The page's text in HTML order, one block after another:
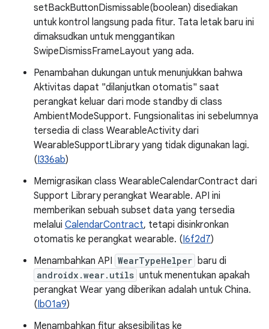
setBackButtonDismissable(boolean) disediakan
untuk kontrol langsung pada fitur. Tata letak baru ini
dimaksudkan untuk menggantikan
SwipeDismissFrameLayout yang ada.
Penambahan dukungan untuk menunjukkan bahwa
Aktivitas dapat "dilanjutkan otomatis" saat
perangkat keluar dari mode standby di class
AmbientModeSupport. Fungsionalitas ini sebelumnya
tersedia di class WearableActivity dari
WearableSupportLibrary yang tidak digunakan lagi.
(I336ab)
Memigrasikan class WearableCalendarContract dari
Support Library perangkat Wearable. API ini
memberikan sebuah subset data yang tersedia
melalui CalendarContract, tetapi disinkronkan
otomatis ke perangkat wearable. (I6f2d7)
Menambahkan API WearTypeHelper baru di
androidx.wear.utils untuk menentukan apakah
perangkat Wear yang diberikan adalah untuk China.
(Ib01a9)
Menambahkan fitur aksesibilitas ke